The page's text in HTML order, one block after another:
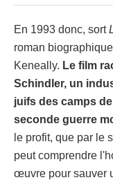
En 1993 donc, sort
roman
Keneally. Le film
Schindler, un
juifs des camps
seconde guerre
le profit, que par le
peut comprendre
œuvre pour sauver